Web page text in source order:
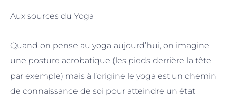
Aux sources du Yoga
Quand on pense au yoga aujourd’hui, on imagine
une posture acrobatique (les pieds derrière la tête
par exemple) mais à l’origine le yoga est un chemin
de connaissance de soi pour atteindre un état